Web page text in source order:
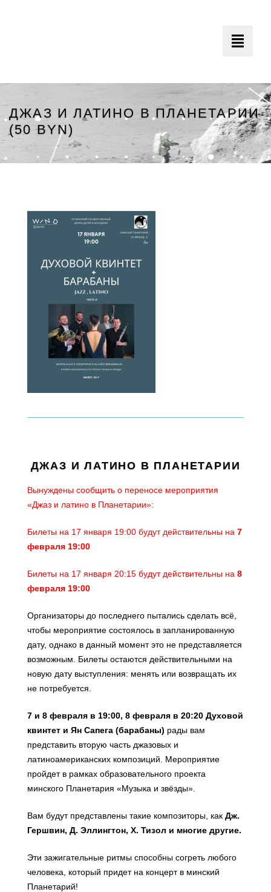
Toggle
ДЖАЗ И ЛАТИНО В ПЛАНЕТАРИИ
(50 BYN)
ДЖАЗ И ЛАТИНО В ПЛАНЕТАРИИ
Вынуждены сообщить о переносе мероприятия
«Джаз и латино в Планетарии»:
Билеты на 17 января 19:00 будут действительны на 7
февраля 19:00
Билеты на 17 января 20:15 будут действительны на 8
февраля 19:00
Организаторы до последнего пытались сделать всё,
чтобы мероприятие состоялось в запланированную
дату, однако в данный момент это не представляется
возможным. Билеты остаются действительными на
новую дату выступления: менять или возвращать их
не потребуется.
7 и 8 февраля в 19:00, 8 февраля в 20:20 Духовой
квинтет и Ян Сапега (барабаны) рады вам
представить вторую часть джазовых и
латиноамериканских композиций. Мероприятие
пройдет в рамках образовательного проекта
минского Планетария «Музыка и звёзды».
Вам будут представлены такие композиторы, как Дж.
Гершвин, Д. Эллингтон, Х. Тизол и многие другие.
Эти зажигательные ритмы способны согреть любого
человека, который придет на концерт в минский
Планетарий!